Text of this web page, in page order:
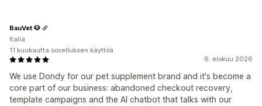
6. elokuu 2026
We use Dondy for our pet supplement brand and it's become a
core part of our business: abandoned checkout recovery,
template campaigns and the AI chatbot that talks with our
BauVet 🐶
Italia
11 kuukautta sovelluksen käyttöä